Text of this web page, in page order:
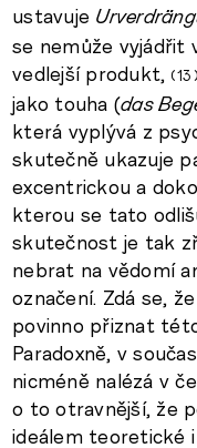
ustavuje
se nemůže vyjádřit
vedlejší produkt,
13
jako touha (das
která vyplývá z
skutečně ukazuje
excentrickou a
kterou se tato
skutečnost je tak
nebrat na vědomí
označení. Zdá se,
povinno přiznat
Paradoxně, v
nicméně nalézá v
o to otravnější, že
ideálem teoretické